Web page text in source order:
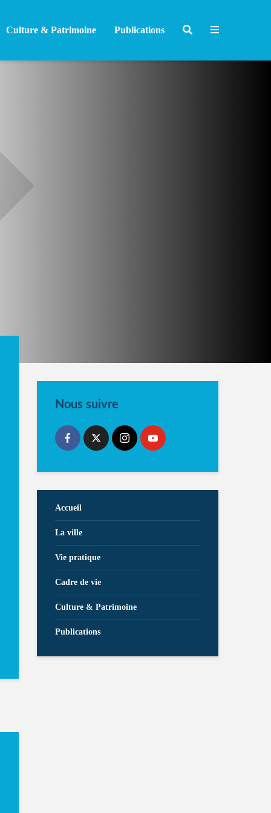
Culture & Patrimoine Publications
Nous suivre
Accueil
La ville
Vie pratique
Cadre de vie
Culture & Patrimoine
Publications